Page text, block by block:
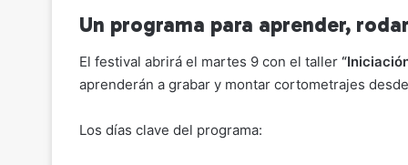
Un programa para aprender,
El festival abrirá el martes 9 con el taller
aprenderán a grabar y montar cortometrajes
Los días clave del programa: